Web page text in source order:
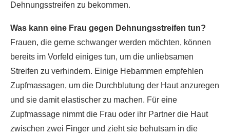
Dehnungsstreifen zu bekommen.
Was kann eine Frau gegen Dehnungsstreifen tun?
Frauen, die gerne schwanger werden möchten, können
bereits im Vorfeld einiges tun, um die unliebsamen
Streifen zu verhindern. Einige Hebammen empfehlen
Zupfmassagen, um die Durchblutung der Haut anzuregen
und sie damit elastischer zu machen. Für eine
Zupfmassage nimmt die Frau oder ihr Partner die Haut
zwischen zwei Finger und zieht sie behutsam in die